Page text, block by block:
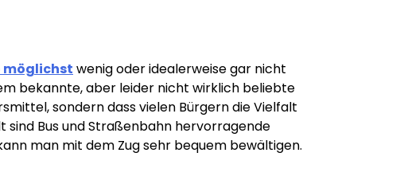
möglichst wenig oder idealerweise gar nicht
bekannte, aber leider nicht wirklich beliebte
sondern dass vielen Bürgern die Vielfalt
Bus und Straßenbahn hervorragende
man mit dem Zug sehr bequem bewältigen.